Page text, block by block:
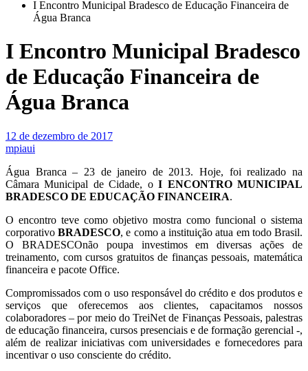
I Encontro Municipal Bradesco de Educação Financeira de
Água Branca
I Encontro Municipal Bradesco
de Educação Financeira de
Água Branca
12 de dezembro de 2017
mpiaui
Água Branca – 23 de janeiro de 2013. Hoje, foi realizado na
Câmara Municipal de Cidade, oI ENCONTRO MUNICIPAL
BRADESCO DE EDUCAÇÃO FINANCEIRA.
O encontro teve como objetivo mostra como funcional o sistema
corporativoBRADESCO, e como a instituição atua em todo Brasil.
O BRADESCOnão poupa investimos em diversas ações de
treinamento, com cursos gratuitos de finanças pessoais, matemática
financeira e pacote Office.
Compromissados com o uso responsável do crédito e dos produtos e
serviços que oferecemos aos clientes, capacitamos nossos
colaboradores – por meio do TreiNet de Finanças Pessoais, palestras
de educação financeira, cursos presenciais e de formação gerencial -,
além de realizar iniciativas com universidades e fornecedores para
incentivar o uso consciente do crédito.